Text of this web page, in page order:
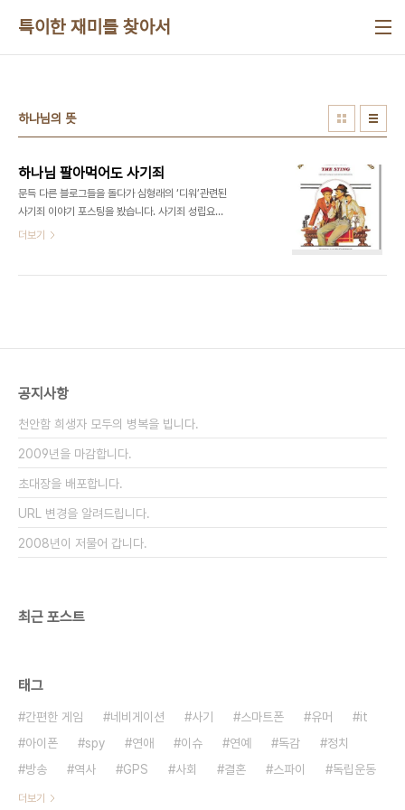
특이한 재미를 찾아서
하나님의 뜻
하나님 팔아먹어도 사기죄
문득 다른 블로그들을 돌다가 심형래의 ‘디워’관련된
사기죄 이야기 포스팅을 봤습니다. 사기죄 성립요건
은 어른이 되어서 사회생활을 한다면 꼭 알아 두어야
로 보면 다음과 같습니다. 형법 제347조(사기) 1항
이익을 취득한 자는 10년 이하의 징역..
더보기
공지사항
천안함 희생자 모두의 병복을 빕니다.
2009년을 마감합니다.
초대장을 배포합니다.
URL 변경을 알려드립니다.
2008년이 저물어 갑니다.
최근 포스트
태그
간편한 게임 네비게이션 사기 스마트폰 유머
it
아이폰
spy 연애 이슈 연예 독감
정치
방송
역사 GPS 사회 결혼 스파이 독립운동
더보기